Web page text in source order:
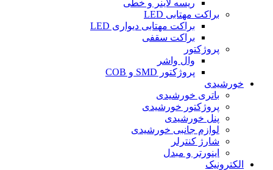
ریسه لاینر و خطی
براکت مهتابی LED
براکت مهتابی دیواری LED
براکت سقفی
پروژکتور
وال واشر
پروژکتور SMD و COB
خورشیدی
باتری خورشیدی
پروژکتور خورشیدی
پنل خورشیدی
لوازم جانبی خورشیدی
شارژ کنترلر
اینورتر و مبدل
الکترونیک